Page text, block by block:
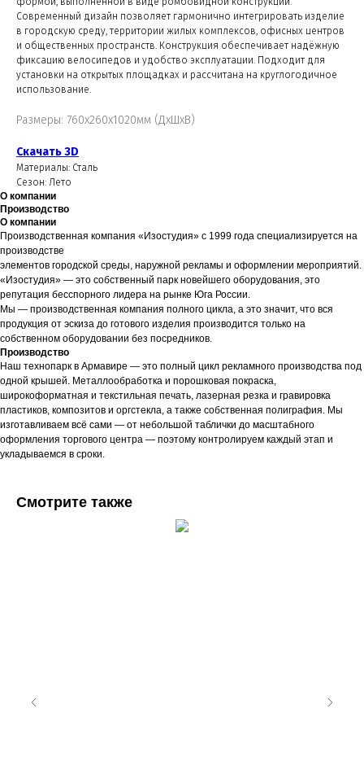
Современный дизайн позволяет гармонично интегрировать изделие
в городскую среду, территории жилых комплексов, офисных центров
и общественных пространств. Конструкция обеспечивает надёжную
фиксацию велосипедов и удобство эксплуатации. Подходит для
установки на открытых площадках и рассчитана на круглогодичное
использование.
Размеры: 760х260х1020мм (ДхШхВ)
Скачать 3D
Материалы: Сталь
Сезон: Лето
О компании
Производство
О компании
Производственная компания «Изостудия» с 1999 года специализируется на
производстве
элементов городской среды, наружной рекламы и оформлении мероприятий.
«Изостудия» — это собственный парк новейшего оборудования, это
репутация бесспорного лидера на рынке Юга России.
Мы — производственная компания полного цикла, а это значит, что вся
продукция от эскиза до готового изделия производится только на
собственном оборудовании без посредников.
Производство
Наш технопарк в Армавире — это полный цикл рекламного производства под
одной крышей. Металлообработка и порошковая покраска,
широкоформатная и текстильная печать, лазерная резка и гравировка
пластиков, композитов и оргстекла, а также собственная полиграфия. Мы
изготавливаем всё сами — от небольшой таблички до масштабного
оформления торгового центра — поэтому контролируем каждый этап и
укладываемся в сроки.
Смотрите также